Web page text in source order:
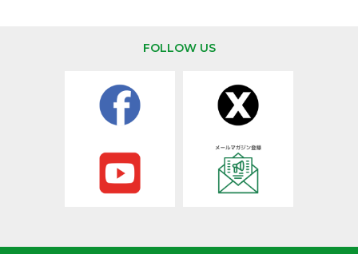
FOLLOW US